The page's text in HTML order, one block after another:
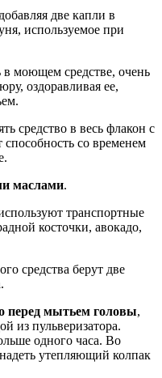
две капли в
используемое при
в моющем средстве, очень
оздоравливая ее,
средство в весь флакон с
со временем
маслами.
транспортные
косточки, авокадо,
средства берут две
перед мытьем головы,
из пульверизатора.
одного часа. Во
утепляющий колпак